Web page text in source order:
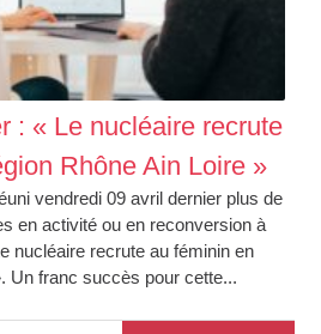
: « Le nucléaire recrute
Rhône Ain Loire »
vendredi 09 avril dernier plus de
en activité ou en reconversion à
nucléaire recrute au féminin en
Un franc succès pour cette...